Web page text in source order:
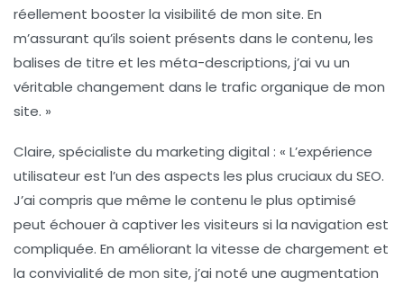
réellement booster la visibilité de mon site. En
m’assurant qu’ils soient présents dans le contenu, les
balises de titre et les méta-descriptions, j’ai vu un
véritable changement dans le trafic organique de mon
site. »
Claire, spécialiste du marketing digital : « L’expérience
utilisateurest l’un des aspects les plus cruciaux du SEO.
J’ai compris que même le contenu le plus optimisé
peut échouer à captiver les visiteurs si la navigation est
compliquée. En améliorant la vitesse de chargement et
la convivialité de mon site, j’ai noté une augmentation